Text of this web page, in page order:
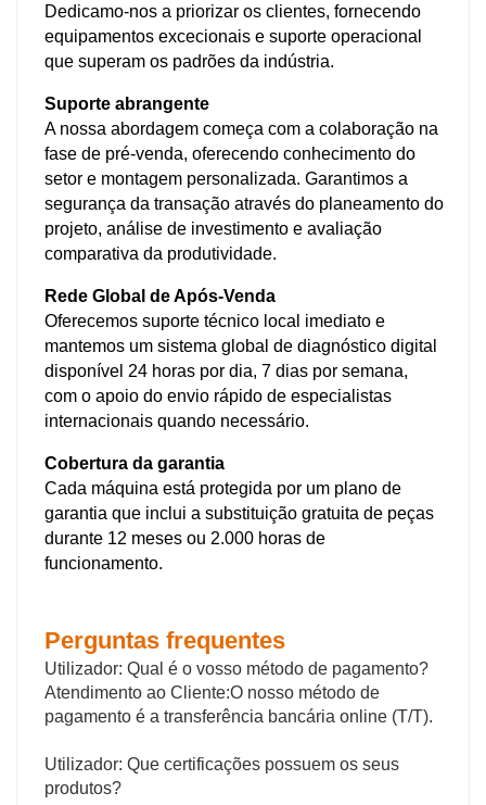
Dedicamo-nos a priorizar os clientes, fornecendo
equipamentos excecionais e suporte operacional
que superam os padrões da indústria.
Suporte abrangente
A nossa abordagem começa com a colaboração na
fase de pré-venda, oferecendo conhecimento do
setor e montagem personalizada. Garantimos a
segurança da transação através do planeamento do
projeto, análise de investimento e avaliação
comparativa da produtividade.
Rede Global de Após-Venda
Oferecemos suporte técnico local imediato e
mantemos um sistema global de diagnóstico digital
disponível 24 horas por dia, 7 dias por semana,
com o apoio do envio rápido de especialistas
internacionais quando necessário.
Cobertura da garantia
Cada máquina está protegida por um plano de
garantia que inclui a substituição gratuita de peças
durante 12 meses ou 2.000 horas de
funcionamento.
Perguntas frequentes
Utilizador: Qual é o vosso método de pagamento?
Atendimento ao Cliente:O nosso método de
pagamento é a transferência bancária online (T/T).
Utilizador: Que certificações possuem os seus
produtos?